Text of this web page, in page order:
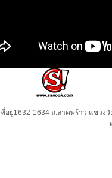
ที่อยู่1632-1634 ถ.ลาดพร้าว แขวง